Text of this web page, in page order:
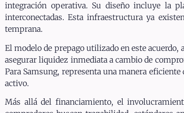
integración operativa. Su diseño incluye la
interconectadas. Esta infraestructura ya
temprana.
El modelo de prepago utilizado en este
asegurar liquidez inmediata a cambio de
Para Samsung, representa una manera
activo.
Más allá del financiamiento, el